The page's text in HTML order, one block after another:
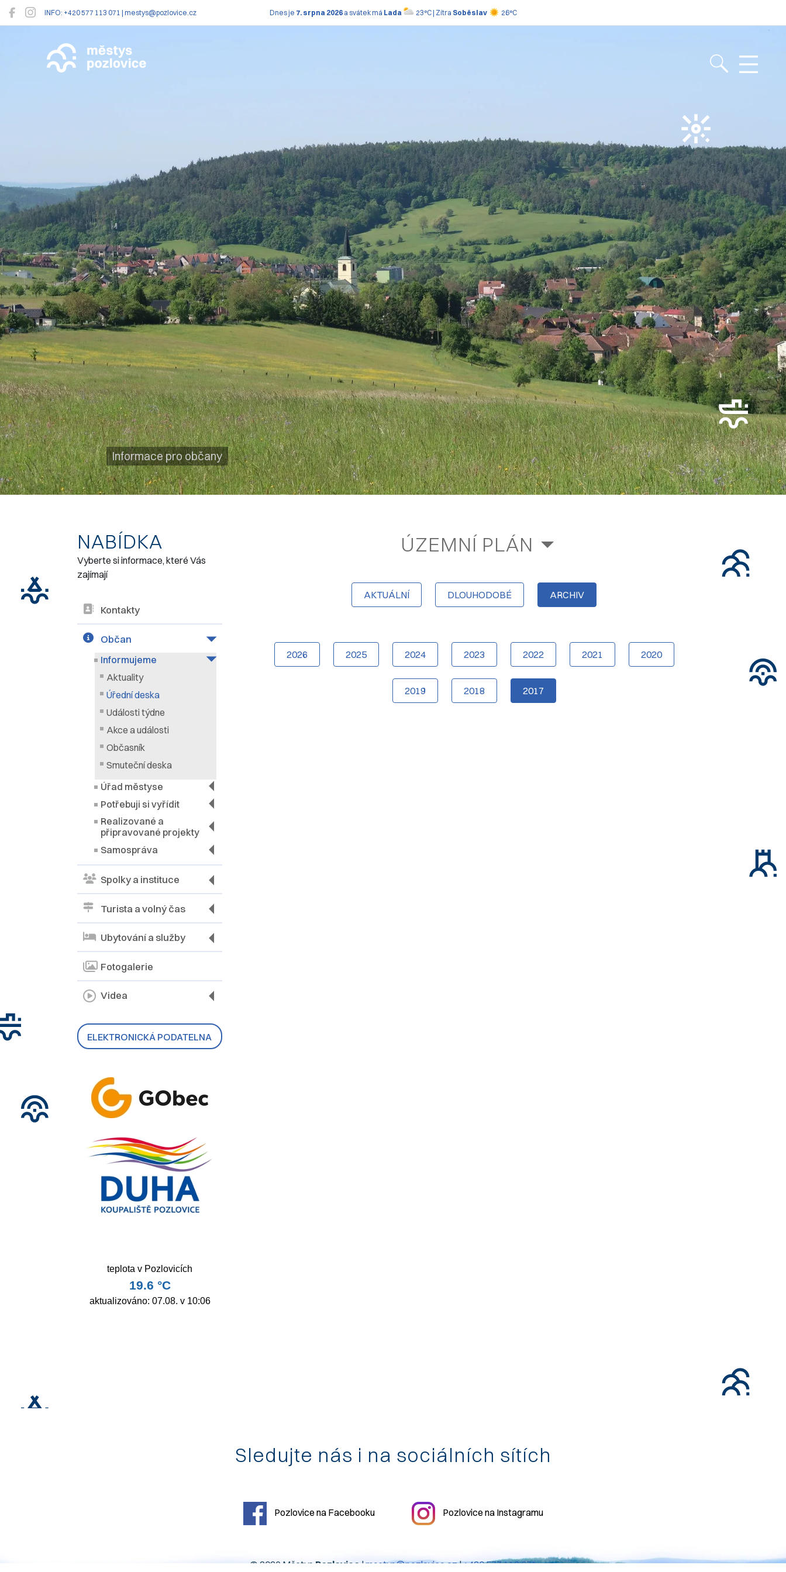
INFO: +420 577 113 071 | mestys@pozlovice.cz Dnes je 7. srpna 2026a svátek má Lada 23°C | Zítra Soběslav 26°C
Pozlovice
Informace pro občany
NABÍDKA
Vyberte si informace, které Vás
zajímají
Kontakty
Občan
Informujeme
Aktuality
Úřední deska
Události týdne
Akce a události
Občasník
Smuteční deska
Úřad městyse
Potřebuji si vyřídit
Realizované a
připravované projekty
Samospráva
Spolky a instituce
Turista a volný čas
Ubytování a služby
Fotogalerie
Videa
ELEKTRONICKÁ PODATELNA
ÚZEMNÍ PLÁN
AKTUÁLNÍ DLOUHODOBÉ ARCHIV
2026 2025 2024 2023 2022 2021 2020
2019 2018 2017
Sledujte nás i na sociálních sítích
Pozlovice na Facebooku Pozlovice na Instagramu
© 2026 Městys Pozlovice|mestys@pozlovice.cz|+420 577 113 071